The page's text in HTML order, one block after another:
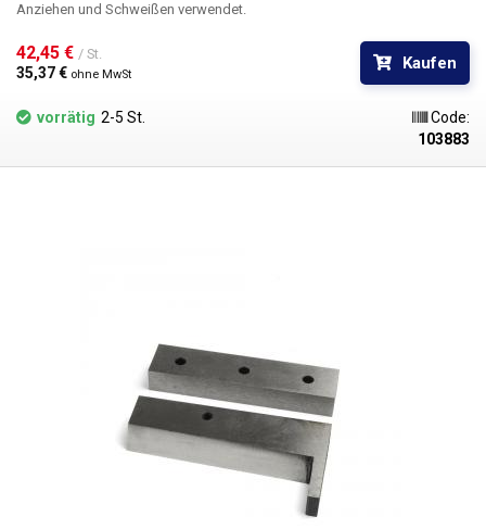
Anziehen und Schweißen verwendet.
42,45 € / St.
35,37 € ohne MwSt
Kaufen
vorrätig 2-5 St.
Code:
103883